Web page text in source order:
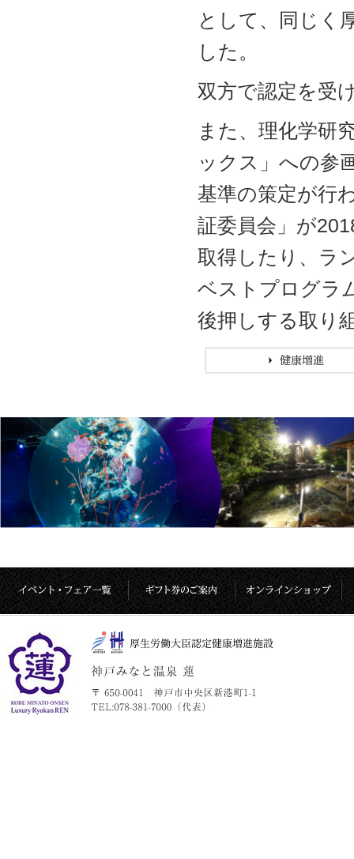
として、同じく
した。
双方で認定を受
また、理化学研
ックス」への参
基準の策定が行
証委員会」が
取得したり、ラ
ベストプログラ
後押しする取り